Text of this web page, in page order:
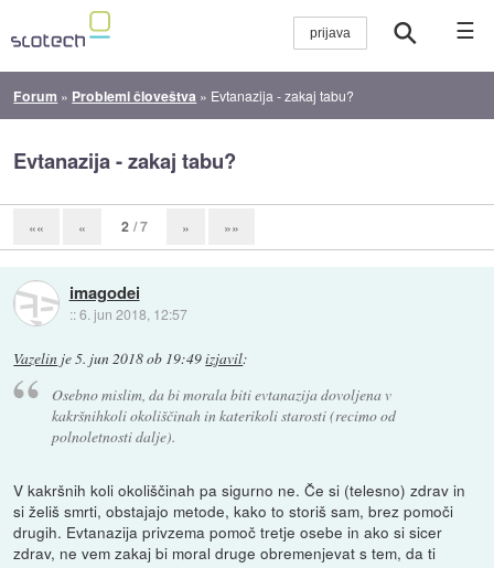
☰
Forum » Problemi človeštva » Evtanazija - zakaj tabu?
Evtanazija - zakaj tabu?
«« « 2 / 7 » »»
imagodei
::6. jun 2018, 12:57
Vazelin je5. jun 2018 ob 19:49izjavil:
Osebno mislim, da bi morala biti evtanazija dovoljena v
kakršnihkoli okoliščinah in katerikoli starosti (recimo od
polnoletnosti dalje).
V kakršnih koli okoliščinah pa sigurno ne. Če si (telesno) zdrav in
si želiš smrti, obstajajo metode, kako to storiš sam, brez pomoči
drugih. Evtanazija privzema pomoč tretje osebe in ako si sicer
zdrav, ne vem zakaj bi moral druge obremenjevat s tem, da ti